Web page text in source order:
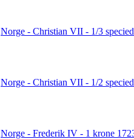
Norge - Christian VII - 1/3
Norge - Christian VII - 1/2
Norge - Frederik IV - 1 krone